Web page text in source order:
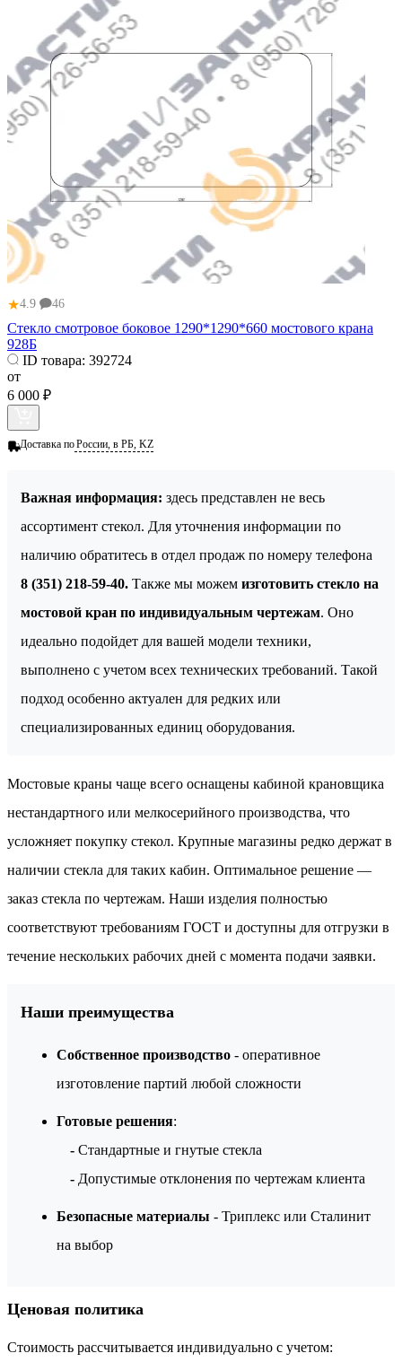
★4.9 46
Стекло смотровое боковое 1290*1290*660 мостового крана
928Б
ID товара: 392724
от
6 000 ₽
Доставка поРоссии, в РБ, KZ
Важная информация: здесь представлен не весь
ассортимент стекол. Для уточнения информации по
наличию обратитесь в отдел продаж по номеру телефона
8 (351) 218-59-40. Также мы можем изготовить стекло на
мостовой кран по индивидуальным чертежам. Оно
идеально подойдет для вашей модели техники,
выполнено с учетом всех технических требований. Такой
подход особенно актуален для редких или
специализированных единиц оборудования.
Мостовые краны чаще всего оснащены кабиной крановщика
нестандартного или мелкосерийного производства, что
усложняет покупку стекол. Крупные магазины редко держат в
наличии стекла для таких кабин. Оптимальное решение —
заказ стекла по чертежам. Наши изделия полностью
соответствуют требованиям ГОСТ и доступны для отгрузки в
течение нескольких рабочих дней с момента подачи заявки.
Наши преимущества
Собственное производство - оперативное
изготовление партий любой сложности
Готовые решения:
- Стандартные и гнутые стекла
- Допустимые отклонения по чертежам клиента
Безопасные материалы - Триплекс или Сталинит
на выбор
Ценовая политика
Стоимость рассчитывается индивидуально с учетом: